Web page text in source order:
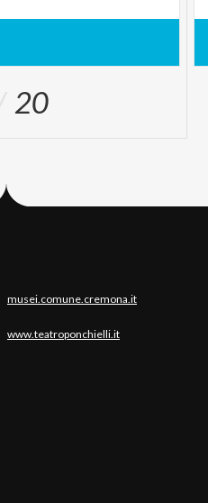
20
musei.comune.cremona.it
www.teatroponchielli.it